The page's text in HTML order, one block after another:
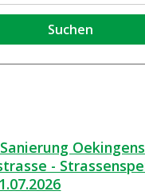
Suchen
-